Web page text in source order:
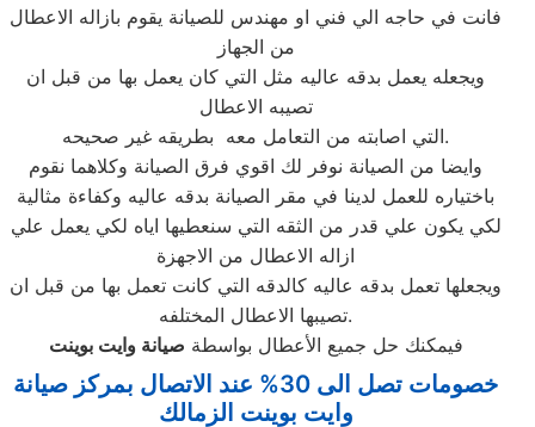
فانت في حاجه الي فني او مهندس للصيانة يقوم بازاله الاعطال
من الجهاز
ويجعله يعمل بدقه عاليه مثل التي كان يعمل بها من قبل ان
تصيبه الاعطال
التي اصابته من التعامل معه بطريقه غير صحيحه.
وايضا من الصيانة نوفر لك اقوي فرق الصيانة وكلاهما نقوم
باختياره للعمل لدينا في مقر الصيانة بدقه عاليه وكفاءة مثالية
لكي يكون علي قدر من الثقه التي سنعطيها اياه لكي يعمل علي
ازاله الاعطال من الاجهزة
ويجعلها تعمل بدقه عاليه كالدقه التي كانت تعمل بها من قبل ان
تصيبها الاعطال المختلفه.
فيمكنك حل جميع الأعطال بواسطة صيانة وايت بوينت
خصومات تصل الى 30% عند الاتصال بمركز صيانة
وايت بوينت الزمالك